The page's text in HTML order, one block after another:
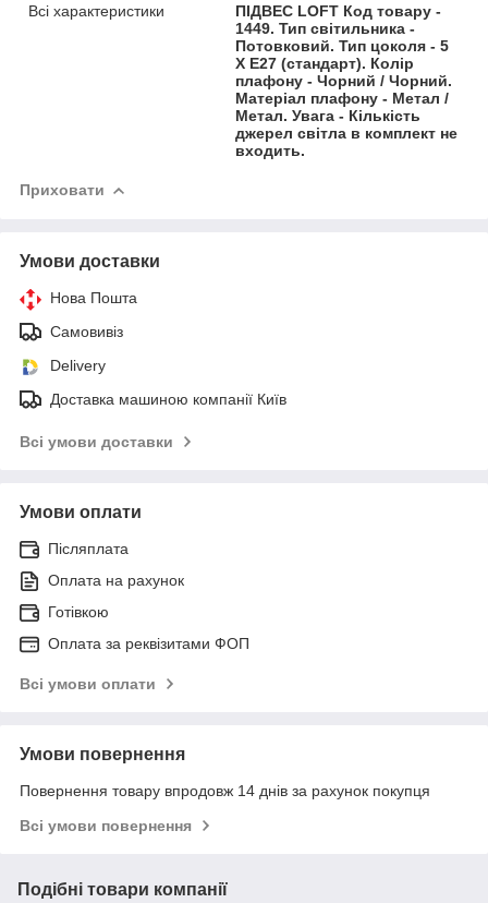
Всі характеристики
ПІДВЕС LOFT Код товару -
1449. Тип світильника -
Потовковий. Тип цоколя - 5
X E27 (cтандарт). Колір
плафону - Чорний / Чорний.
Матеріал плафону - Метал /
Метал. Увага - Кількість
джерел світла в комплект не
входить.
Приховати
Умови доставки
Нова Пошта
Самовивіз
Delivery
Доставка машиною компанії Київ
Всі умови доставки
Умови оплати
Післяплата
Оплата на рахунок
Готівкою
Оплата за реквізитами ФОП
Всі умови оплати
Умови повернення
Повернення товару впродовж 14 днів за рахунок покупця
Всі умови повернення
Подібні товари компанії